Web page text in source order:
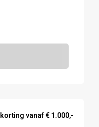
korting vanaf € 1.000,-